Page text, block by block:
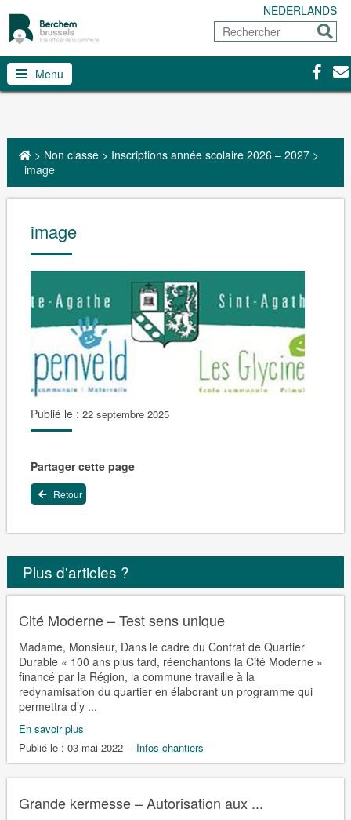
NEDERLANDS
Rechercher
Menu
> Non classé> Inscriptions année scolaire 2026 – 2027>
image
image
Publié le : 22 septembre 2025
Partager cette page
Retour
Plus d'articles ?
Cité Moderne – Test sens unique
Madame, Monsieur, Dans le cadre du Contrat de Quartier
Durable « 100 ans plus tard, réenchantons la Cité Moderne »
financé par la Région, la commune travaille à la
redynamisation du quartier en élaborant un programme qui
permettra d’y ...
En savoir plus
Publié le : 03 mai 2022 - Infos chantiers
Grande kermesse – Autorisation aux ...